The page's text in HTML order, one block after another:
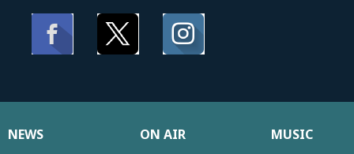
NEWS ON AIR
MUSIC